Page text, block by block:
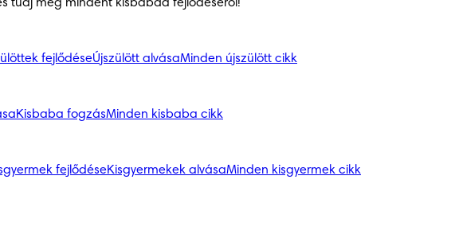
tudj meg mindent kisbabád fejlődéséről!
fejlődéseÚjszülött alvásaMinden újszülött cikk
Kisbaba fogzásMinden kisbaba cikk
fejlődéseKisgyermekek alvásaMinden kisgyermek cikk